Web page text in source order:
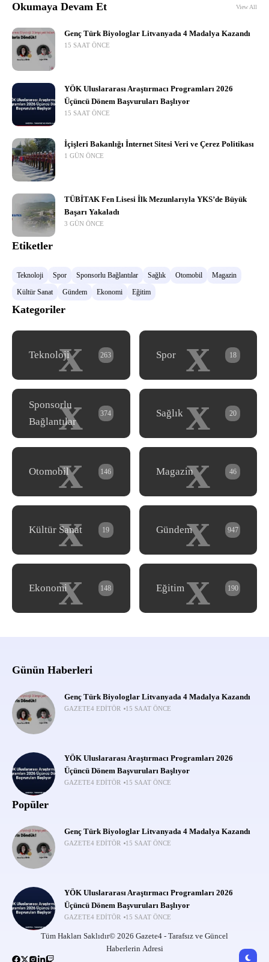
Okumaya Devam Et View All
Genç Türk Biyologlar Litvanyada 4 Madalya Kazandı
15 SAAT ÖNCE
YÖK Uluslararası Araştırmacı Programları 2026
Üçüncü Dönem Başvuruları Başlıyor
15 SAAT ÖNCE
İçişleri Bakanlığı İnternet Sitesi Veri ve Çerez Politikası
1 GÜN ÖNCE
TÜBİTAK Fen Lisesi İlk Mezunlarıyla YKS’de Büyük
Başarı Yakaladı
3 GÜN ÖNCE
Etiketler
Teknoloji Spor Sponsorlu Bağlantılar Sağlık Otomobil
Magazin
Kültür Sanat
Gündem Ekonomi Eğitim
Kategoriler
x
Teknoloji 263 x
Spor 18
x
Sponsorlu
Bağlantılar
374 x
Sağlık 20
x
Otomobil 146 x
Magazin 46
x
Kültür Sanat 19 x
Gündem 947
x
Ekonomi 148 x
Eğitim 190
Günün Haberleri
Genç Türk Biyologlar Litvanyada 4 Madalya Kazandı
GAZETE4 EDITÖR 15 SAAT ÖNCE
YÖK Uluslararası Araştırmacı Programları 2026
Üçüncü Dönem Başvuruları Başlıyor
GAZETE4 EDITÖR 15 SAAT ÖNCE
Popüler
Genç Türk Biyologlar Litvanyada 4 Madalya Kazandı
GAZETE4 EDITÖR 15 SAAT ÖNCE
YÖK Uluslararası Araştırmacı Programları 2026
Üçüncü Dönem Başvuruları Başlıyor
GAZETE4 EDITÖR 15 SAAT ÖNCE
Tüm Hakları Saklıdır© 2026 Gazete4 - Tarafsız ve Güncel
Haberlerin Adresi